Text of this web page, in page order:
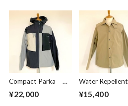
Compact Parka
Crazy Pattern
¥22,000
Water Repellent
Jacket Beige
¥15,400